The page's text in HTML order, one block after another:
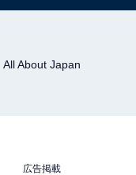
All About Japan
広告掲載